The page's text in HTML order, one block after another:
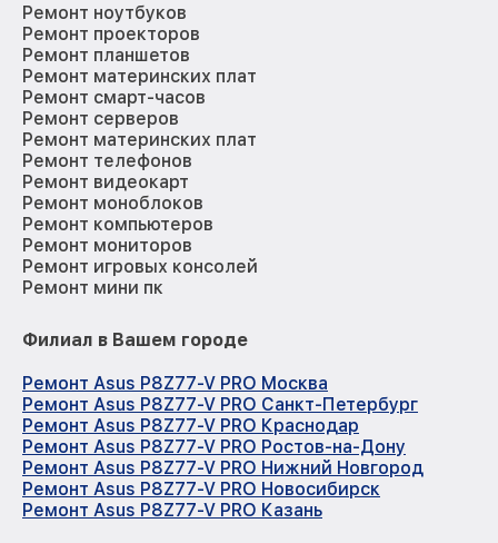
Ремонт ноутбуков
Ремонт проекторов
Ремонт планшетов
Ремонт материнских плат
Ремонт смарт-часов
Ремонт серверов
Ремонт материнских плат
Ремонт телефонов
Ремонт видеокарт
Ремонт моноблоков
Ремонт компьютеров
Ремонт мониторов
Ремонт игровых консолей
Ремонт мини пк
Филиал в Вашем городе
Ремонт Asus P8Z77-V PRO Москва
Ремонт Asus P8Z77-V PRO Санкт-Петербург
Ремонт Asus P8Z77-V PRO Краснодар
Ремонт Asus P8Z77-V PRO Ростов-на-Дону
Ремонт Asus P8Z77-V PRO Нижний Новгород
Ремонт Asus P8Z77-V PRO Новосибирск
Ремонт Asus P8Z77-V PRO Казань